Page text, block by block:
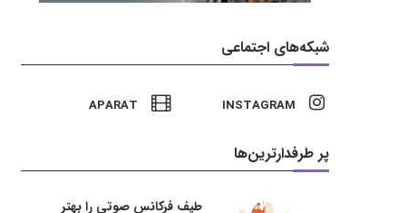
شبکه‌های اجتماعی
INSTAGRAM
APARAT
پر طرفدارترین‌ها
طیف فرکانس صوتی را بهتر